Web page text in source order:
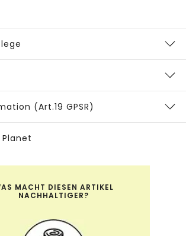
(Art.19 GPSR)
MACHT DIESEN ARTIKEL
NACHHALTIGER?